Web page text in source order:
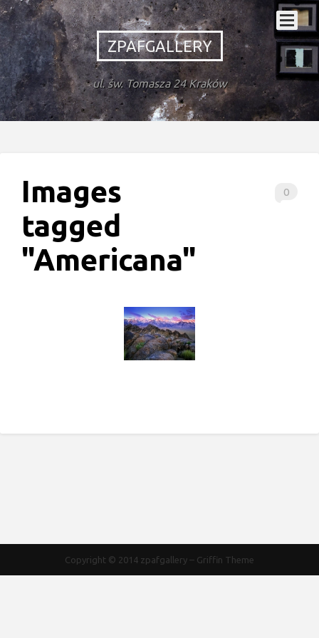
ZPAFGALLERY
ul. św. Tomasza 24 Kraków
0
Images
tagged
"Americana"
Copyright © 2014 zpafgallery – Griffin Theme